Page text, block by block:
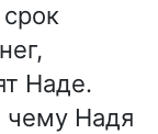
Наде.
чему Надя